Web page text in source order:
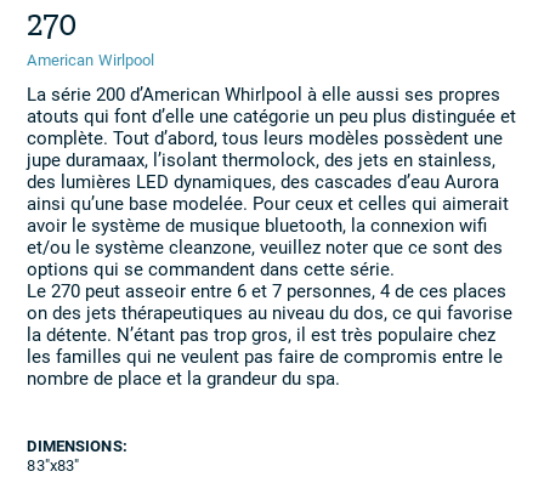
270
American Wirlpool
La série 200 d’American Whirlpool à elle aussi ses propres
atouts qui font d’elle une catégorie un peu plus distinguée et
complète. Tout d’abord, tous leurs modèles possèdent une
jupe duramaax, l’isolant thermolock, des jets en stainless,
des lumières LED dynamiques, des cascades d’eau Aurora
ainsi qu’une base modelée. Pour ceux et celles qui aimerait
avoir le système de musique bluetooth, la connexion wifi
et/ou le système cleanzone, veuillez noter que ce sont des
options qui se commandent dans cette série.
Le 270 peut asseoir entre 6 et 7 personnes, 4 de ces places
on des jets thérapeutiques au niveau du dos, ce qui favorise
la détente. N’étant pas trop gros, il est très populaire chez
les familles qui ne veulent pas faire de compromis entre le
nombre de place et la grandeur du spa.
DIMENSIONS:
83"x83"